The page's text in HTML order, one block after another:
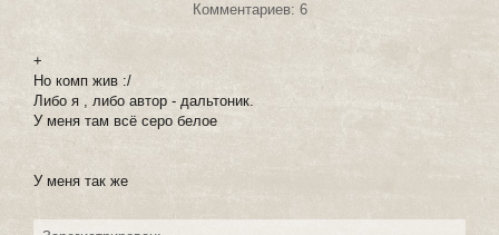
Комментариев: 6
+
Но комп жив :/
Либо я , либо автор - дальтоник.
У меня там всё серо белое
У меня так же